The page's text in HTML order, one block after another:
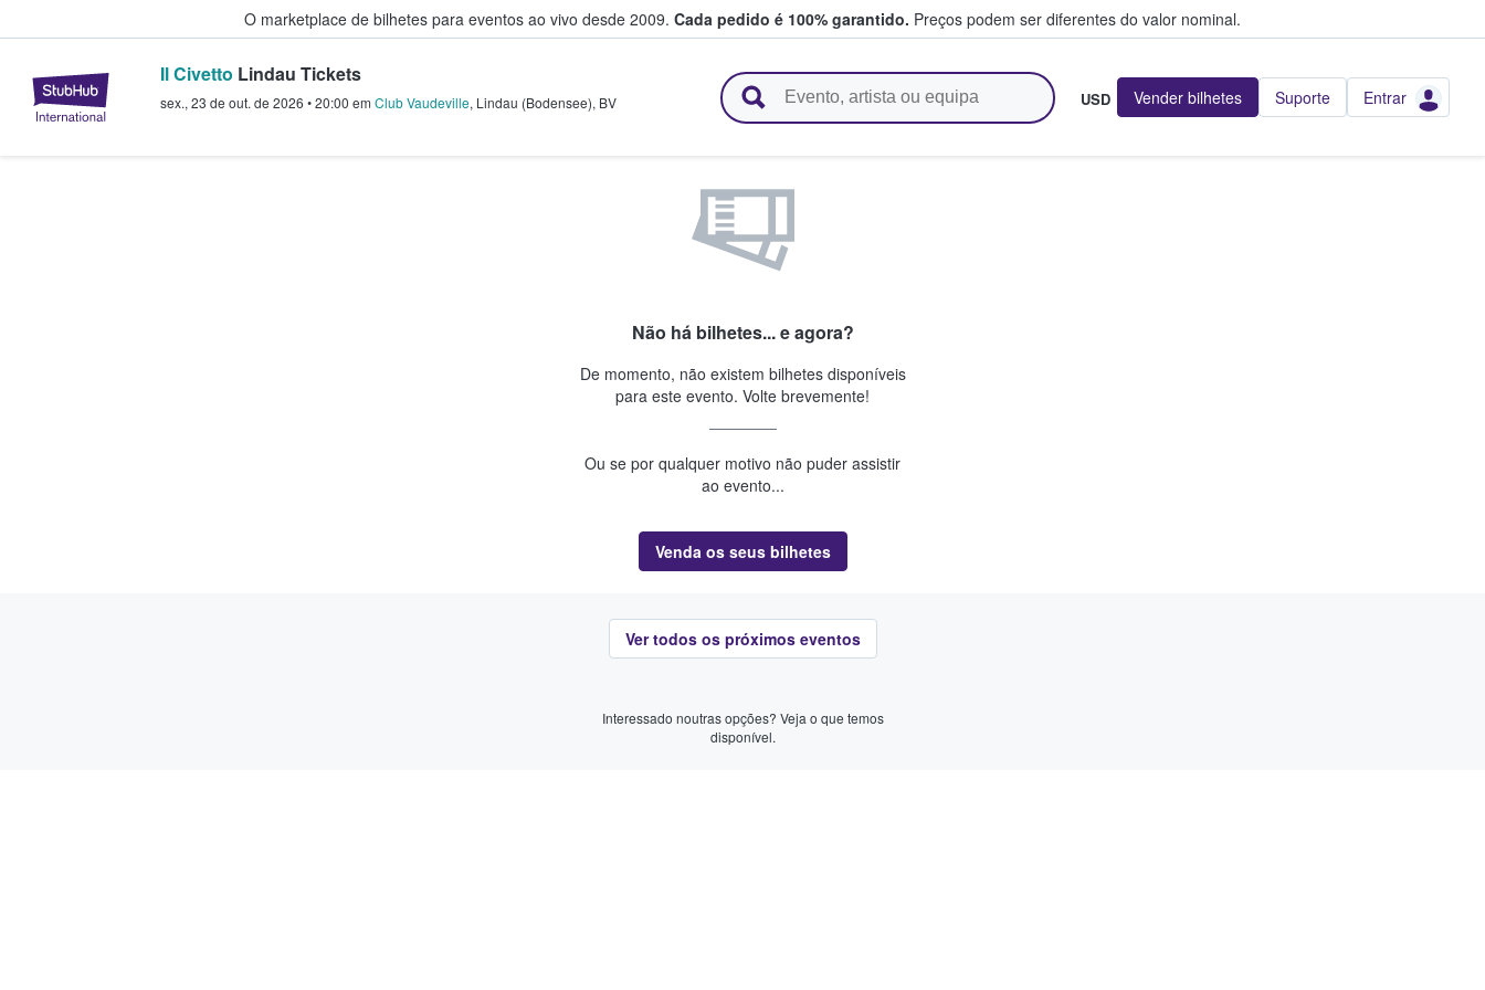
O marketplace de bilhetes para eventos ao vivo desde 2009. Cada pedido é 100% garantido. Preços podem ser diferentes do valor nominal.
StubHub – onde os fãs compram e vendem bilhetes
Il Civetto Lindau Tickets
sex., 23 de out. de 2026 •20:00 em Club Vaudeville, Lindau (Bodensee), BV USD Vender bilhetes Suporte Entrar
Não há bilhetes... e agora?
De momento, não existem bilhetes disponíveis
para este evento. Volte brevemente!
Ou se por qualquer motivo não puder assistir
ao evento...
Venda os seus bilhetes
Ver todos os próximos eventos
Interessado noutras opções? Veja o que temos
disponível.